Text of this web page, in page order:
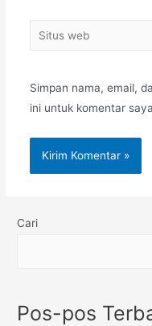
Simpan nama, email,
ini untuk komentar
Cari
Pos-pos